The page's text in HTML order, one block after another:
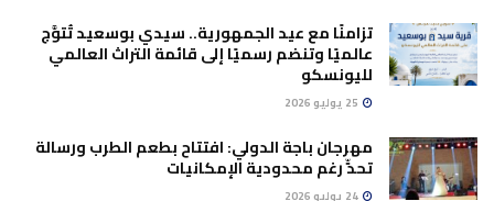
تزامنًا مع عيد الجمهورية.. سيدي بوسعيد تُتوَّج
عالميًا وتنضم رسميًا إلى قائمة التراث العالمي
لليونسكو
مهرجان باجة الدولي: افتتاح بطعم الطرب ورسالة
تحدٍّ رغم محدودية الإمكانيات